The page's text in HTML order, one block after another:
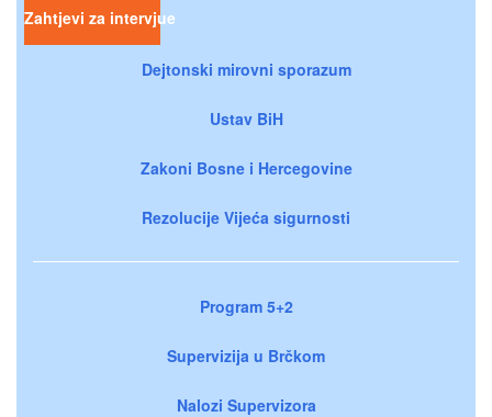
Zahtjevi za intervjue
Dejtonski mirovni sporazum
Ustav BiH
Zakoni Bosne i Hercegovine
Rezolucije Vijeća sigurnosti
Program 5+2
Supervizija u Brčkom
Nalozi Supervizora